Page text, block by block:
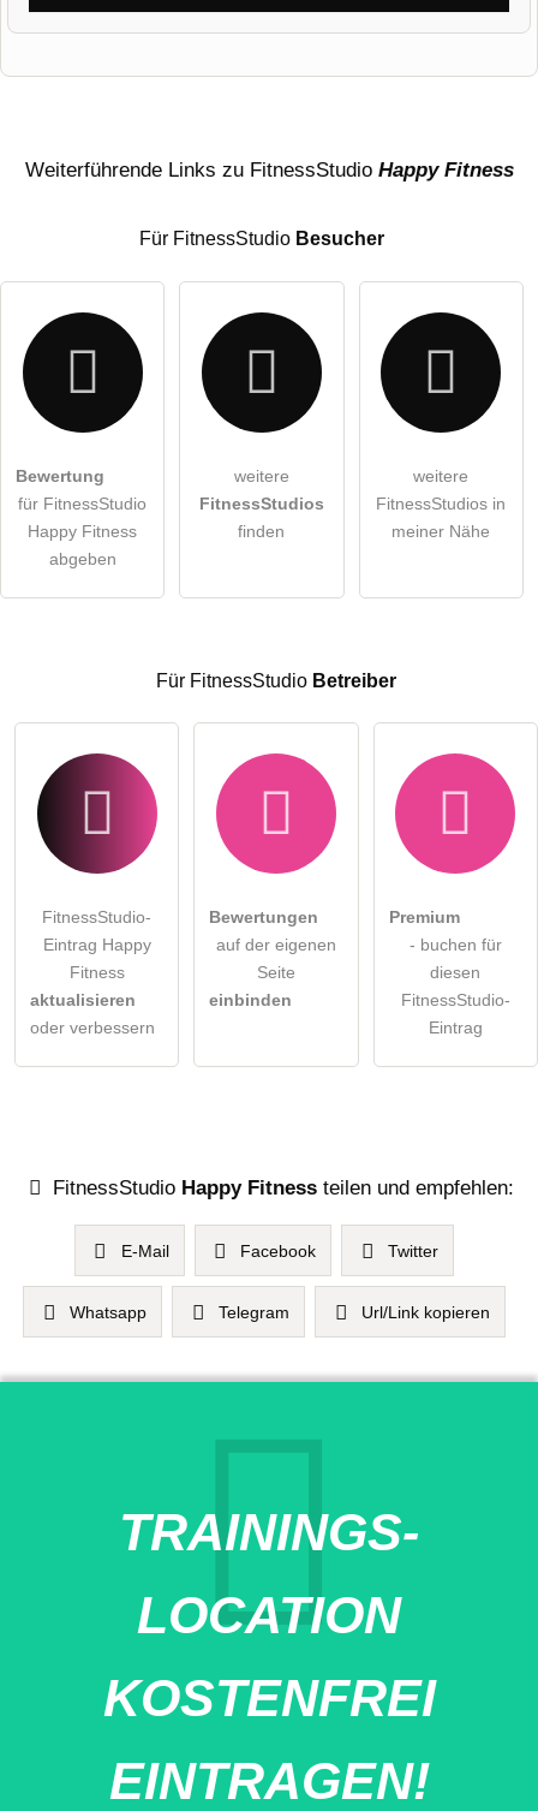
E-Mail-Adresse (wird nicht veröffentlicht)
Hiermit akzeptiere ich dieAGB
DieDatenschutzerklärung habe ich zur Kenntnis genommen.
Besucher sichtbar
Weiterführende Links zu FitnessStudio Happy Fitness
Für FitnessStudio Besucher
Bewertung
für FitnessStudio
Happy Fitness
abgeben
weitere
FitnessStudios
finden
weitere
FitnessStudios in
meiner Nähe
Für FitnessStudio Betreiber
FitnessStudio-
Eintrag Happy
Fitness
aktualisieren
oder verbessern
Bewertungen
auf der eigenen
Seite
einbinden
Premium
- buchen für
diesen
FitnessStudio-
Eintrag
FitnessStudio Happy Fitnessteilen und empfehlen:
E-Mail Facebook Twitter
Whatsapp Telegram Url/Link kopieren
TRAININGS-
LOCATION
KOSTENFREI
EINTRAGEN!